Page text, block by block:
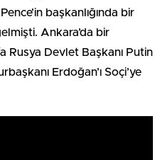
başkanlığında bir
Ankara’da bir
Rusya Devlet Başkanı Putin
Erdoğan’ı Soçi’ye